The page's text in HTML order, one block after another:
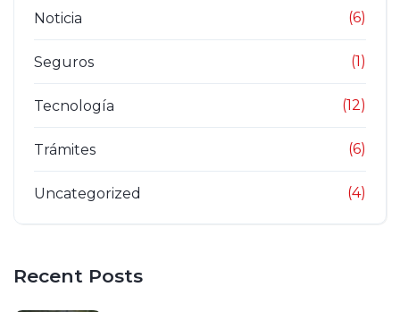
Noticia (6)
Seguros (1)
Tecnología (12)
Trámites (6)
Uncategorized (4)
Recent Posts